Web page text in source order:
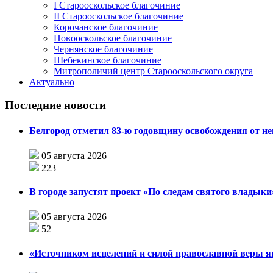
I Старооскольское благочиние
II Старооскольское благочиние
Корочанское благочиние
Новооскольское благочиние
Чернянское благочиние
Шебекинское благочиние
Митрополичий центр Старооскольского округа
Актуально
Последние новости
Белгород отметил 83-ю годовщину освобождения от
05 августа 2026
223
В городе запустят проект «По следам святого
05 августа 2026
52
«Источником исцелений и силой православной веры